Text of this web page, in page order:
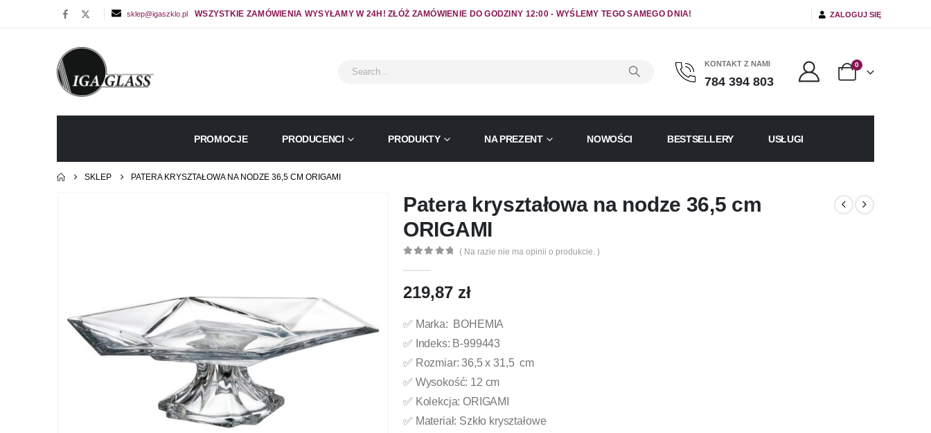
sklep@igaszklo.pl WSZYSTKIE ZAMÓWIENIA WYSYŁAMY W 24H! ZŁÓŻ ZAMÓWIENIE DO GODZINY 12:00 - WYŚLEMY TEGO SAMEGO DNIA! ZALOGUJ SIĘ
KONTAKT Z NAMI
784 394 803
0
PROMOCJE PRODUCENCI PRODUKTY NA PREZENT NOWOŚCI BESTSELLERY USŁUGI
SKLEP PATERA KRYSZTAŁOWA NA NODZE 36,5 CM ORIGAMI
Patera kryształowa na nodze 36,5 cm
ORIGAMI
( Na razie nie ma opinii o produkcie. )
219,87 zł
✅ Marka: BOHEMIA
✅ Indeks: B-999443
✅ Rozmiar: 36,5 x 31,5 cm
✅ Wysokość: 12 cm
✅ Kolekcja: ORIGAMI
✅ Materiał: Szkło kryształowe